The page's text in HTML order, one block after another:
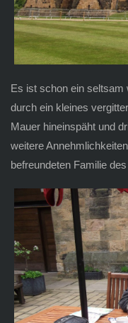
Es ist schon ein
durch ein kleines
Mauer hineinspäht und
weitere
befreundeten Familie